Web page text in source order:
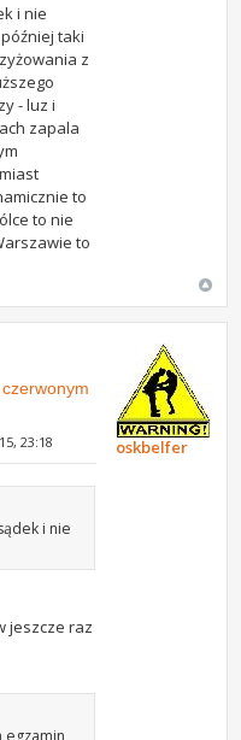
i nie
taki
z
- luz i
zapala
to
to nie
to
23:18
i nie
jeszcze raz
oskbelfer